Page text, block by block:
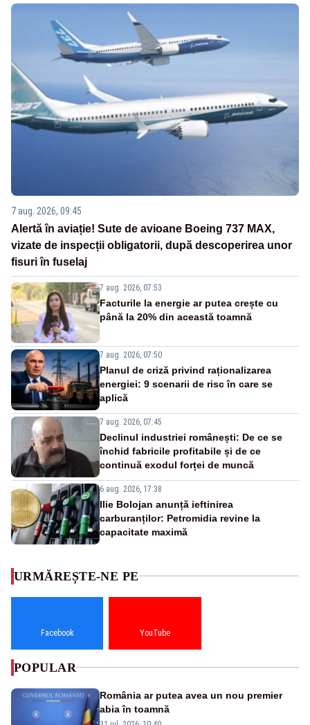
7 aug. 2026, 09:45
Alertă în aviație! Sute de avioane Boeing 737 MAX,
vizate de inspecții obligatorii, după descoperirea unor
fisuri în fuselaj
7 aug. 2026, 07:53
Facturile la energie ar putea crește cu
până la 20% din această toamnă
7 aug. 2026, 07:50
Planul de criză privind raționalizarea
energiei: 9 scenarii de risc în care se
aplică
7 aug. 2026, 07:45
Declinul industriei românești: De ce se
închid fabricile profitabile și de ce
continuă exodul forței de muncă
6 aug. 2026, 17:38
Ilie Bolojan anunță ieftinirea
carburanților: Petromidia revine la
capacitate maximă
URMĂREȘTE-NE PE
Facebook YouTube
POPULAR
România ar putea avea un nou premier
abia în toamnă